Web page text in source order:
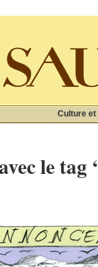
Culture et
le tag